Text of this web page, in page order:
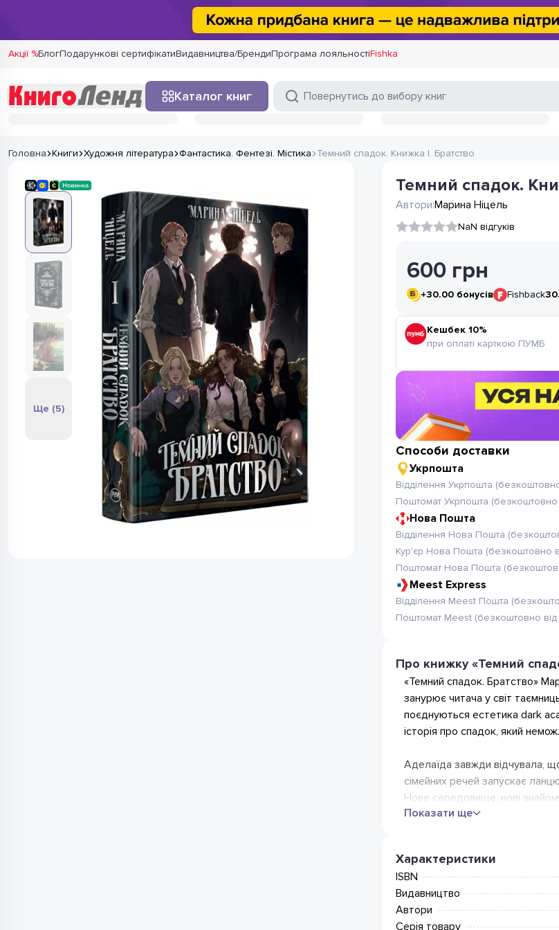
Акції %БлогПодарункові сертифікатиВидавництва/БрендиПрограма лояльностіFishka
Каталог книг
Головна Книги Художня література Фантастика. Фентезі. Містика Темний спадок. Книжка І. Братство
Ще (5)
Темний спадок.
Автори:Марина Ніцель
NaN відгуків
600 грн
+30.00 бонусів Fishback
Кешбек 10%
при оплаті карткою ПУМБ
Способи доставки
Укрпошта
Відділення Укрпошта
Поштомат Укрпошта (безкоштовно
Нова Пошта
Відділення Нова Пошта
Кур'єр Нова Пошта (безкоштовно
Поштомат Нова Пошта
Meest Express
Відділення Meest Пошта
Поштомат Meest (безкоштовно від
Про книжку «Темний
«Темний спадок. Братство»
занурює читача у світ
поєднуються естетика dark
історія про спадок, який
Аделаїда завжди відчувала,
сімейних речей запускає
Нове середовище, нові
дізнається про існування
Книга «Темний спадок.
інтриги. Вона ідеально
товариства. Якщо вам до душі
Показати ще
Характеристики
ISBN
Видавництво
Автори
Серія товару